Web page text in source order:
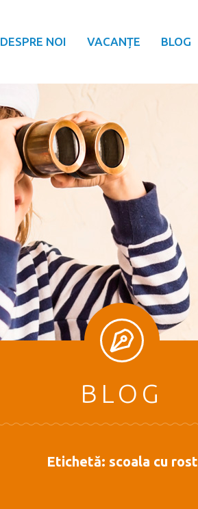
DESPRE NOI VACANȚE BLOG
BLOG
Etichetă: scoala cu rost